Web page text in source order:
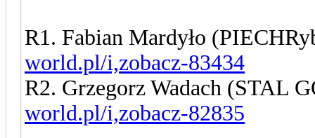
R1. Fabian Mardyło
world.pl/i,zobacz-83434
R2. Grzegorz Wadach (STAL
world.pl/i,zobacz-82835